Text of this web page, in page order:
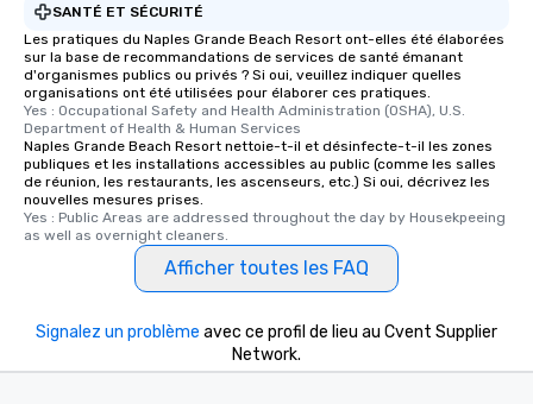
ensuring there is never a dull moment.
Different Types of Cuisine Our
experiences offer the ability to enjoy
several renowned restaurants in one
convenient outing, including ones you
and your guests might not have
discovered otherwise on your own or
at a typical corporate dinner. We offer
a way to try some of the finest spots
in the city and dive into various
cuisines and dishes. All the pre-
selected dishes are curated to our
delight any palate. Tours Available
from Day to Night With any corporate
SANTÉ ET SÉCURITÉ
Les pratiques du Naples Grande Beach Resort ont-elles été élaborées
sur la base de recommandations de services de santé émanant
d'organismes publics ou privés ? Si oui, veuillez indiquer quelles
organisations ont été utilisées pour élaborer ces pratiques.
Yes : Occupational Safety and Health Administration (OSHA), U.S.
Department of Health & Human Services
Naples Grande Beach Resort nettoie-t-il et désinfecte-t-il les zones
publiques et les installations accessibles au public (comme les salles
de réunion, les restaurants, les ascenseurs, etc.) Si oui, décrivez les
nouvelles mesures prises.
Yes : Public Areas are addressed throughout the day by Housekpeeing
as well as overnight cleaners.
Afficher toutes les FAQ
Signalez un problème avec ce profil de lieu au Cvent Supplier
Network.